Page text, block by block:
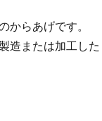
からあげです。
造または加工し